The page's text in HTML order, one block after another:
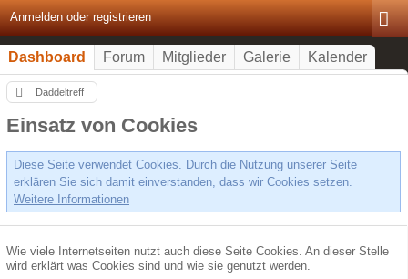
Anmelden oder registrieren
Dashboard Forum Mitglieder Galerie Kalender
Daddeltreff
Einsatz von Cookies
Diese Seite verwendet Cookies. Durch die Nutzung unserer Seite
erklären Sie sich damit einverstanden, dass wir Cookies setzen.
Weitere Informationen
Wie viele Internetseiten nutzt auch diese Seite Cookies. An dieser Stelle
wird erklärt was Cookies sind und wie sie genutzt werden.